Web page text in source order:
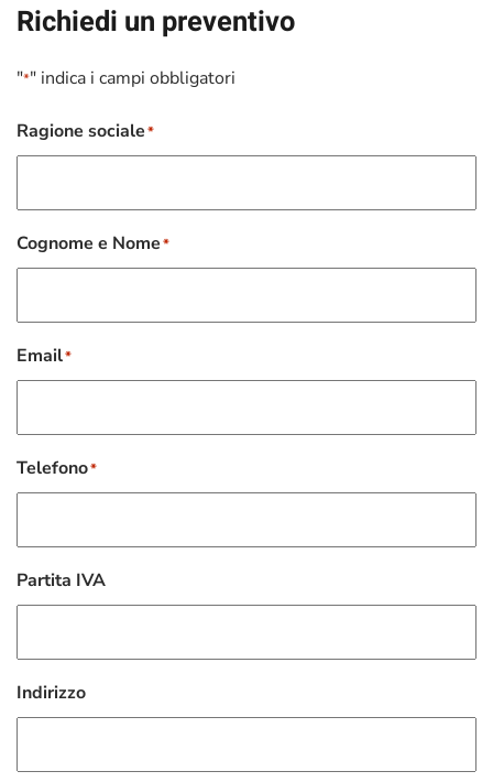
Richiedi un preventivo
"*" indica i campi obbligatori
Ragione sociale*
Cognome e Nome*
Email*
Telefono*
Partita IVA
Indirizzo